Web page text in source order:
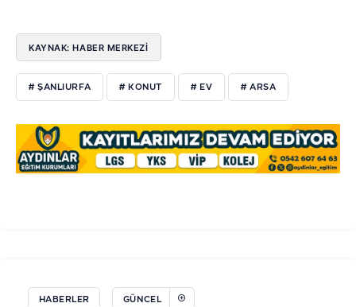
KAYNAK: HABER MERKEZİ
# ŞANLIURFA # KONUT # EV # ARSA
HABERLER GÜNCEL